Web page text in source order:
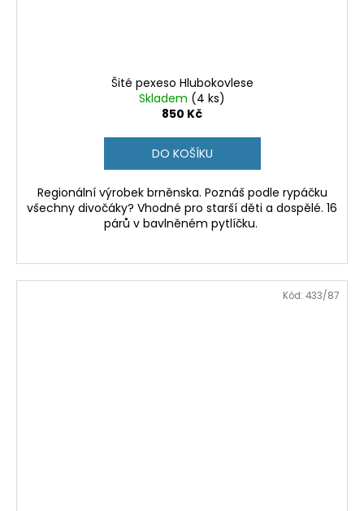
Šité pexeso Hlubokovlese
Skladem (4 ks)
850 Kč
DO KOŠÍKU
Regionální výrobek brněnska. Poznáš podle rypáčku
všechny divočáky? Vhodné pro starší děti a dospělé. 16
párů v bavlněném pytlíčku.
Kód: 433/87